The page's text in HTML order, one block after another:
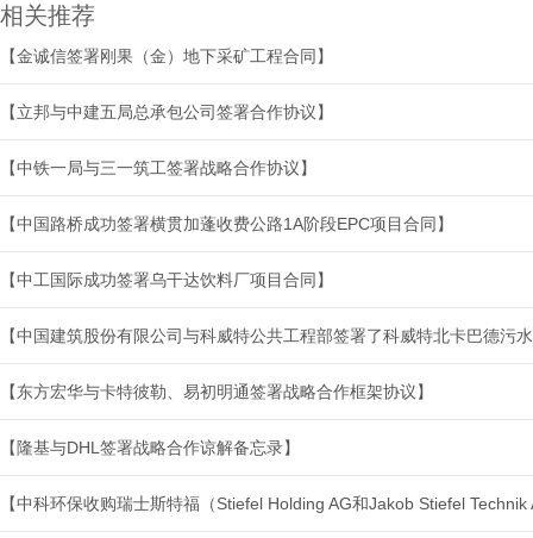
相关推荐
【金诚信签署刚果（金）地下采矿工程合同】
【立邦与中建五局总承包公司签署合作协议】
【中铁一局与三一筑工签署战略合作协议】
【中国路桥成功签署横贯加蓬收费公路1A阶段EPC项目合同】
【中工国际成功签署乌干达饮料厂项目合同】
【东方宏华与卡特彼勒、易初明通签署战略合作框架协议】
【隆基与DHL签署战略合作谅解备忘录】